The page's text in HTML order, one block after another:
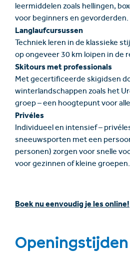
leermiddelen zoals hellingen,
voor beginners en gevorderden.
Langlaufcursussen
Techniek leren in de klassieke
op ongeveer 30 km loipen in de
Skitours met professionals
Met gecertificeerde skigidsen
winterlandschappen zoals het
groep – een hoogtepunt voor
Privéles
Individueel en intensief –
sneeuwsporten met een
personen) zorgen voor snelle
voor gezinnen of kleine groepen.
Boek nu eenvoudig je les online!
Openingstijden